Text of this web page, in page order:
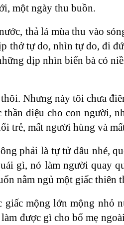
một ngày thu buồn.
thả lá mùa thu vào
thở tự do, nhìn tự do, đi
dịp nhìn biển bà có
Nhưng này tôi chưa
diệu cho con người,
trẻ, mất người hùng và
phải là tự tử đâu nhé,
gì, nó làm người quay
nằm ngủ một giấc thiên
mộng lớn mộng nhỏ
được gì cho bố mẹ